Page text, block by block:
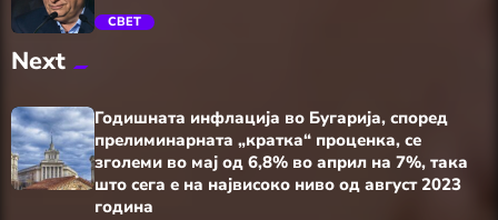
trending_flat
СВЕТ
Next
Годишната инфлација во Бугарија, според
прелиминарната „кратка“ проценка, се
зголеми во мај од 6,8% во април на 7%, така
што сега е на највисоко ниво од август 2023
година